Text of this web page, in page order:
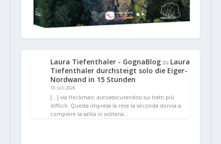
Laura Tiefenthaler - GognaBlogzu Laura
Tiefenthaler durchsteigt solo die Eiger-
Nordwand in 15 Stunden
10. Juli 2026
[…] via Heckmair, autoassicurandosi sui tratti più
difficili. Questa impresa la rese la seconda donna a
compiere la salita in solitaria…